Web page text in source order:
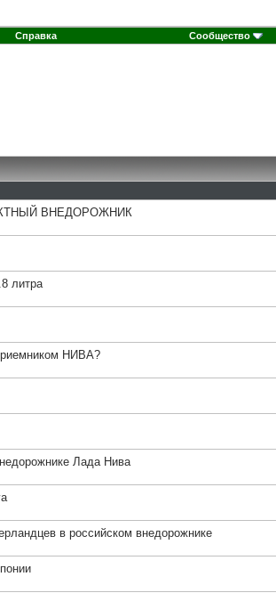
Справка Сообщество
ВНЕДОРОЖНИК
литра
НИВА?
Лада Нива
в российском внедорожнике